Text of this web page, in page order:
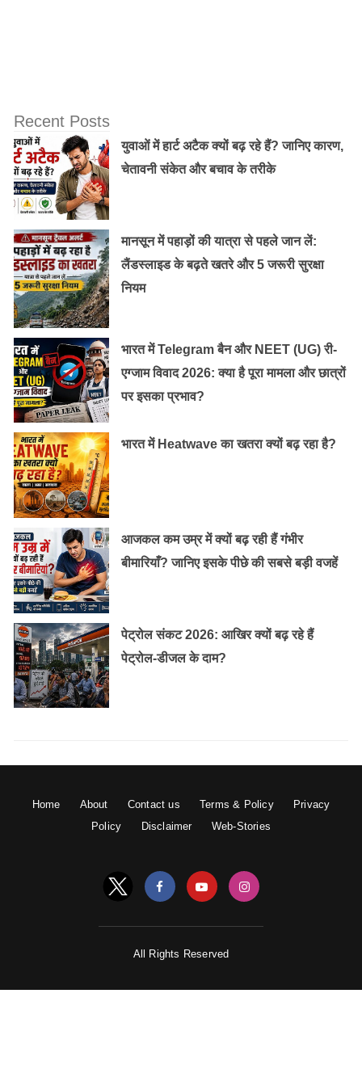
इस मंदिर में कोई भी मूर्ति स्थापित नही है बल्कि इसमें हिडीम्बा देवी के
पदचिन्नो की पूजा होती है साथ ही यहाँ 3 दिन का हडीम्बा त्योहार भी
आयोजित किया जाता है और इस समय यहाँ पर्यटकों की भीड़ देखने
को मिलती है। यह मंदिर प्रतिदिन सुबह 8 से शाम 6 बजे तक खुला
रहता है जो बिलकुल निशुल्क है।
Old Random Post
पहलगाम यात्रा की पूरी सच्चाई जानिए
विश्व प्रचलित मंदिर और ऐतिहासिक किले की सैर, मन
मोह लेंगे!
इस जगह पर हुई है फिल्मों की शूटिंग:
सकते है इस जगह पर बॉलीवुड की कई फिल्मों की शूटिंग हुई है।
दस साल तक बना रहेगा निखार!
Recent Posts
युवाओं में हार्ट अटैक क्यों बढ़ रहे हैं? जानिए कारण,
चेतावनी संकेत और बचाव के तरीके
मानसून में पहाड़ों की यात्रा से पहले जान लें:
लैंडस्लाइड के बढ़ते खतरे और 5 जरूरी सुरक्षा
नियम
भारत में Telegram बैन और NEET (UG) री-
एग्जाम विवाद 2026: क्या है पूरा मामला और छात्रों
पर इसका प्रभाव?
भारत में Heatwave का खतरा क्यों बढ़ रहा है?
आजकल कम उम्र में क्यों बढ़ रही हैं गंभीर
बीमारियाँ? जानिए इसके पीछे की सबसे बड़ी वजहें
पेट्रोल संकट 2026: आखिर क्यों बढ़ रहे हैं
पेट्रोल-डीजल के दाम?
Home About Contact us Terms & Policy
Privacy
Policy
Disclaimer Web-Stories
All Rights Reserved